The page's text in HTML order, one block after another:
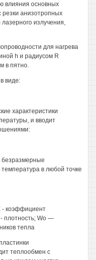
влияния основных
резки анизотропных
излучения,
для нагрева
h и радиусом R
в пятно.
виде:
характеристики
и вводит
безразмерные
в любой точке
- коэффициент
плотность; Wo —
тепла
теплообмен с